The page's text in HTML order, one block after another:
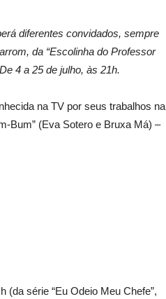
diferentes convidados, sempre
da “Escolinha do Professor
4 a 25 de julho, às 21h.
na TV por seus trabalhos na
Bum” (Eva Sotero e Bruxa Má) –
(da série “Eu Odeio Meu Chefe”,